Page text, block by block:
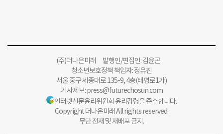
(주)더나은미래 발행인/편집인: 김윤곤
청소년보호정책 책임자: 정유진
서울 중구 세종대로 135-9, 4층(태평로1가)
기사제보:press@futurechosun.com
인터넷신문윤리위원회 윤리강령을 준수합니다.
Copyright 더나은미래 All rights reserved.
무단 전재 및 재배포 금지.